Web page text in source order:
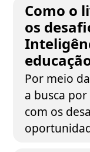
Como o
os
Por meio
a busca
com os